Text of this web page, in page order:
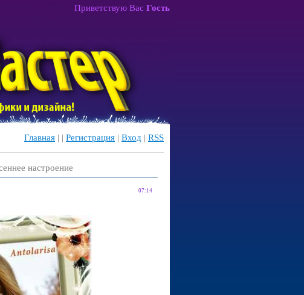
Приветствую Вас Гость
Главная | | Регистрация | Вход | RSS
настроение
07:14